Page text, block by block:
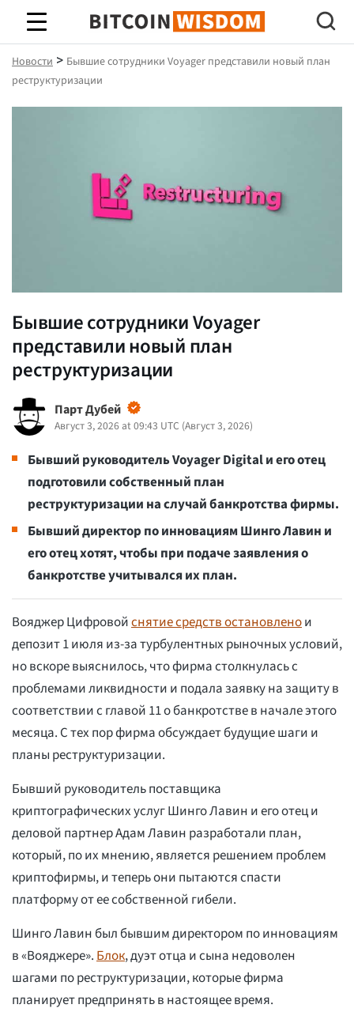
Биткойн Мудрость
Новости > Бывшие сотрудники Voyager представили новый план
реструктуризации
Бывшие сотрудники Voyager
представили новый план
реструктуризации
Парт Дубей
Август 3, 2026 at 09:43 UTC (Август 3, 2026)
Бывший руководитель Voyager Digital и его отец
подготовили собственный план
реструктуризации на случай банкротства фирмы.
Бывший директор по инновациям Шинго Лавин и
его отец хотят, чтобы при подаче заявления о
банкротстве учитывался их план.
Вояджер Цифровойснятие средств остановленои
депозит 1 июля из-за турбулентных рыночных условий,
но вскоре выяснилось, что фирма столкнулась с
проблемами ликвидности и подала заявку на защиту в
соответствии с главой 11 о банкротстве в начале этого
месяца. С тех пор фирма обсуждает будущие шаги и
планы реструктуризации.
Бывший руководитель поставщика
криптографических услуг Шинго Лавин и его отец и
деловой партнер Адам Лавин разработали план,
который, по их мнению, является решением проблем
криптофирмы, и теперь они пытаются спасти
платформу от ее собственной гибели.
Шинго Лавин был бывшим директором по инновациям
в «Вояджере».Блок, дуэт отца и сына недоволен
шагами по реструктуризации, которые фирма
планирует предпринять в настоящее время.